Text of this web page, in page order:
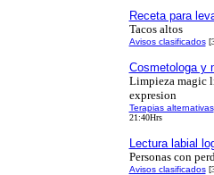
Receta para
Tacos altos
Avisos clasificados
Cosmetologa y
Limpieza magic
expresion
Terapias alternativas
21:40Hrs
Lectura labial
Personas con
Avisos clasificados